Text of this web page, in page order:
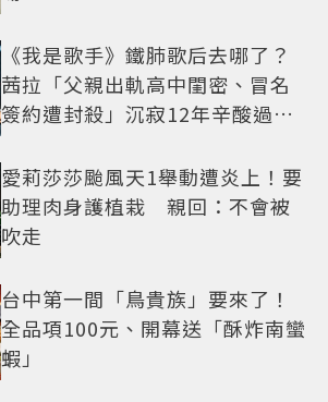
《我是歌手》鐵肺歌后去哪了？
茜拉「父親出軌高中閨密、冒名
簽約遭封殺」沉寂12年辛酸過往
愛莉莎莎颱風天1舉動遭炎上！要
助理肉身護植栽 親回：不會被
吹走
台中第一間「鳥貴族」要來了！
全品項100元、開幕送「酥炸南蠻
蝦」